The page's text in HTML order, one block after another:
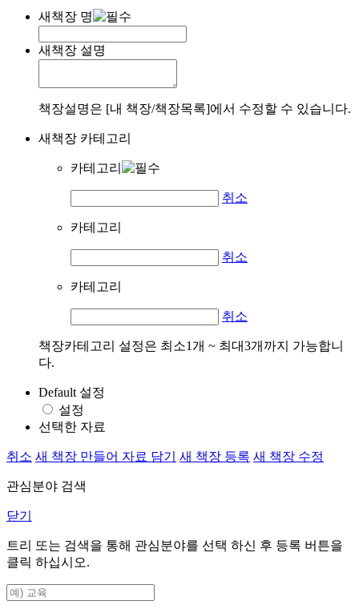
새책장 명
새책장 설명
책장설명은 [내 책장/책장목록]에서 수정할 수 있습니다.
새책장 카테고리
카테고리
취소
카테고리
취소
카테고리
취소
책장카테고리 설정은 최소1개 ~ 최대3개까지 가능합니
다.
Default 설정
설정
선택한 자료
취소 새 책장 만들어 자료 담기 새 책장 등록 새 책장 수정
관심분야 검색
닫기
트리 또는 검색을 통해 관심분야를 선택 하신 후 등록 버튼을
클릭 하십시오.